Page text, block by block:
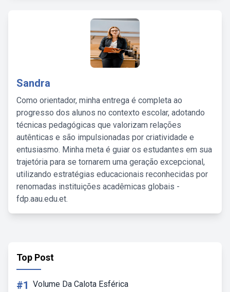
Sandra
Como orientador, minha entrega é completa ao
progresso dos alunos no contexto escolar, adotando
técnicas pedagógicas que valorizam relações
autênticas e são impulsionadas por criatividade e
entusiasmo. Minha meta é guiar os estudantes em sua
trajetória para se tornarem uma geração excepcional,
utilizando estratégias educacionais reconhecidas por
renomadas instituições acadêmicas globais -
fdp.aau.edu.et.
Top Post
#1 Volume Da Calota Esférica